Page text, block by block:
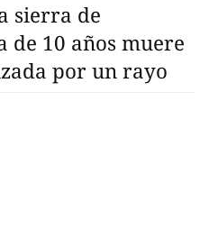
sierra de
de 10 años muere
por un rayo